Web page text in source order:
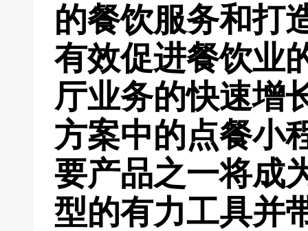
的餐饮服务和打
有效促进餐饮业
厅业务的快速增
方案中的点餐小
要产品之一将成
型的有力工具并